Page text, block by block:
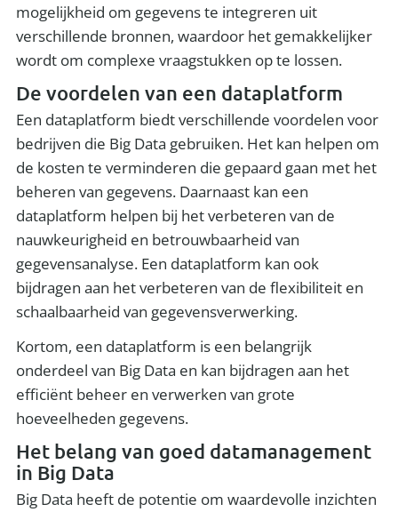
mogelijkheid om gegevens te integreren uit
verschillende bronnen, waardoor het gemakkelijker
wordt om complexe vraagstukken op te lossen.
De voordelen van een dataplatform
Een dataplatform biedt verschillende voordelen voor
bedrijven die Big Data gebruiken. Het kan helpen om
de kosten te verminderen die gepaard gaan met het
beheren van gegevens. Daarnaast kan een
dataplatform helpen bij het verbeteren van de
nauwkeurigheid en betrouwbaarheid van
gegevensanalyse. Een dataplatform kan ook
bijdragen aan het verbeteren van de flexibiliteit en
schaalbaarheid van gegevensverwerking.
Kortom, een dataplatform is een belangrijk
onderdeel van Big Data en kan bijdragen aan het
efficiënt beheer en verwerken van grote
hoeveelheden gegevens.
Het belang van goed datamanagement
in Big Data
Big Data heeft de potentie om waardevolle inzichten